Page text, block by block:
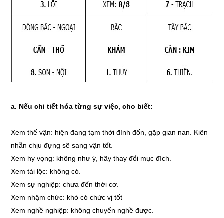
a. Nếu chi tiết hóa từng sự việc, cho biết:
Xem thế vận: hiện đang tạm thời đình đốn, gặp gian nan. Kiên
nhẫn chịu đựng sẽ sang vận tốt.
Xem hy vọng: không như ý, hãy thay đổi mục đích.
Xem tài lộc: không có.
Xem sự nghiệp: chưa đến thời cơ.
Xem nhậm chức: khó có chức vị tốt
Xem nghề nghiệp: không chuyển nghề được.